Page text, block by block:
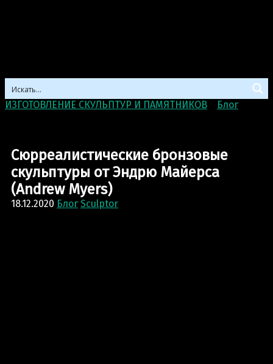
ИЗГОТОВЛЕНИЕ СКУЛЬПТУР И ПАМЯТНИКОВ Блог>
Сюрреалистические бронзовые
скульптуры от Эндрю Майерса
(Andrew Myers)
18.12.2020 Блог Sculptor